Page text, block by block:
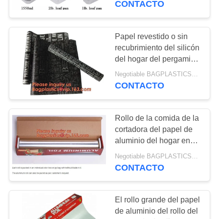
El bio saco del
jardín crece el bolso
296
Bolso de la manija
del portador del
comprador
714
llevar sacan a las FO de
aluminio disponibles
CONTACTO
Papel revestido o sin
recubrimiento del silicón
del hogar del pergamino
vegetal de la hornada
con el rollo y la hoja del
Negotiable BAGPLASTICS@YAHOO.COM MOQ:1000pieces Skype: mydearneil
CONTACTO
Rollo de la comida de la
cortadora del papel de
aluminio del hogar en
venta, rollo enorme 8011
del papel de aluminio
CONTACTO
El rollo grande del papel
de aluminio del rollo del